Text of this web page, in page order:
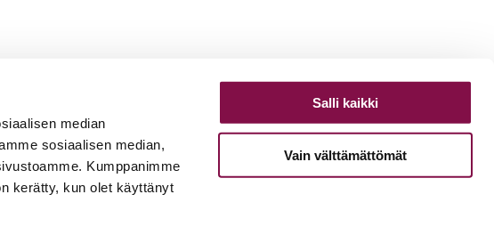
median
sosiaalisen median,
Kumppanimme
kerätty, kun olet käyttänyt
Salli kaikki
Vain välttämättömät